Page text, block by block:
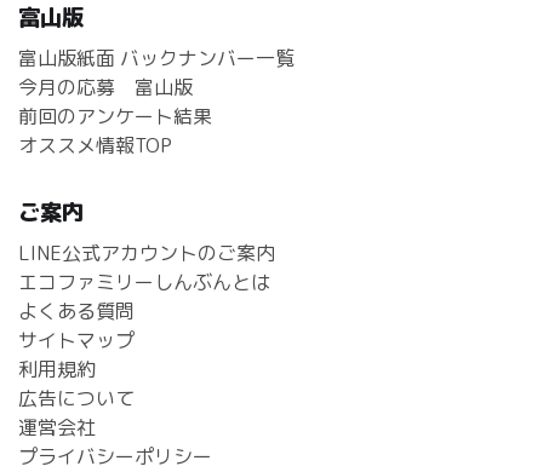
富山版
富山版紙面 バックナンバー一覧
今月の応募 富山版
前回のアンケート結果
オススメ情報TOP
ご案内
LINE公式アカウントのご案内
エコファミリーしんぶんとは
よくある質問
サイトマップ
利用規約
広告について
運営会社
プライバシーポリシー